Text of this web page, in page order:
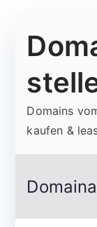
Inhalt
Domains
kaufen &